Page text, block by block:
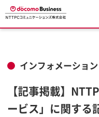
インフォメーション
【記事掲載】
ービス」に関する